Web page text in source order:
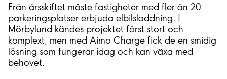
Från årsskiftet måste fastigheter med fler än 20
parkeringsplatser erbjuda elbilsladdning. I
Mörbylund kändes projektet först stort och
komplext, men med Aimo Charge fick de en smidig
lösning som fungerar idag och kan växa med
behovet.